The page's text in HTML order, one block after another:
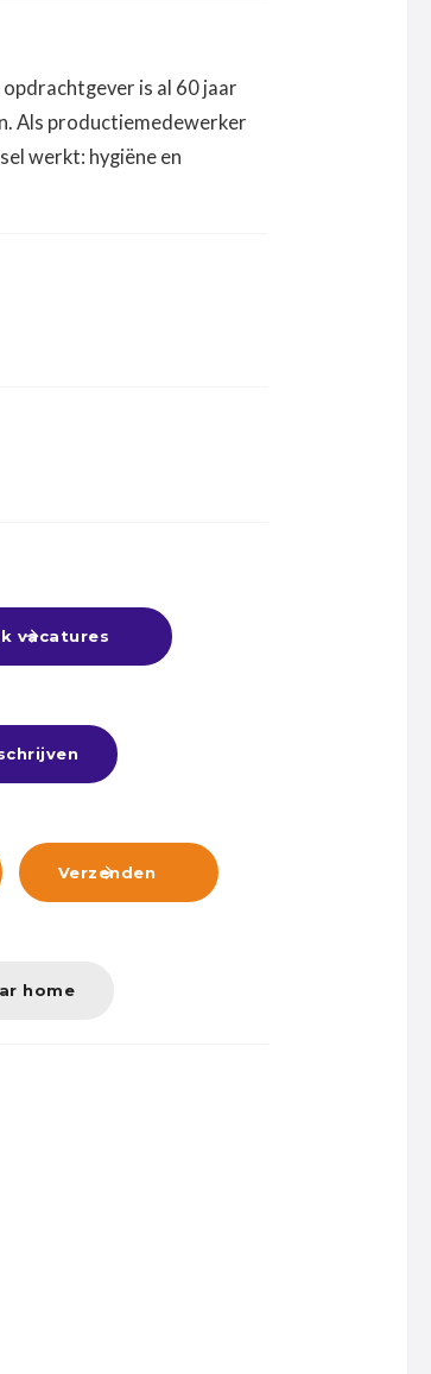
is al 60 jaar
Als productiemedewerker
werkt: hygiëne en
vacatures

Verzenden

home